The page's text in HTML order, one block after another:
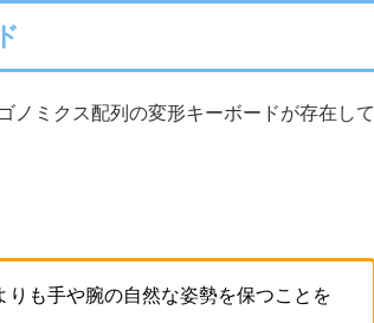
ノミクス配列の変形キーボードが存在して
も手や腕の自然な姿勢を保つことを